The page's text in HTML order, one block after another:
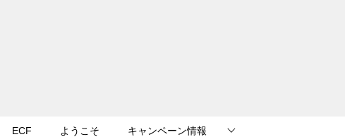
ECF ようこそ キャンペーン情報